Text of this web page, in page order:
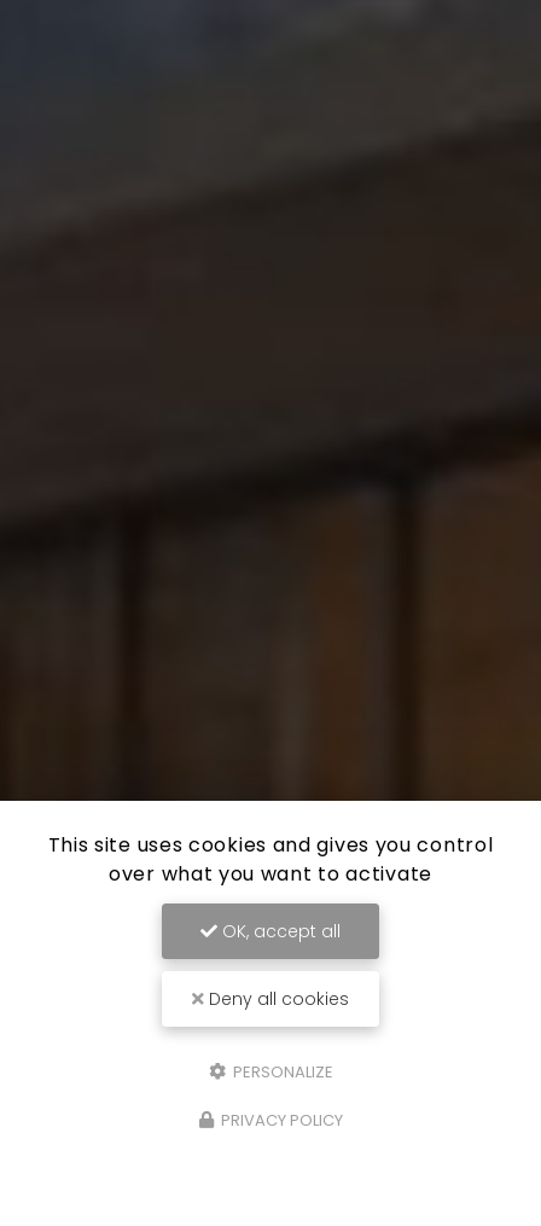
This site uses cookies and gives you control
over what you want to activate
OK, accept all
Deny all cookies
PERSONALIZE
PRIVACY POLICY